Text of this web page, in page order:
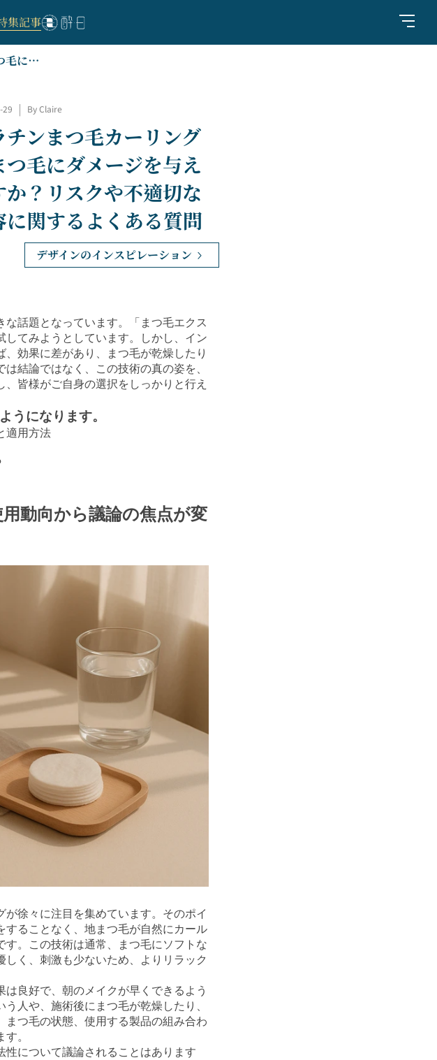
集記事
ケラチンまつ毛カーリングはまつ毛にダメージを与えますか？リスクや不適切な内容に関するよくある質問
29 | By Claire
チンまつ毛カーリング
つ毛にダメージを与え
か？リスクや不適切な
に関するよくある質問
デザインのインスピレーション
話題となっています。「まつ毛エクス
てみようとしています。しかし、イン
効果に差があり、まつ毛が乾燥したり
結論ではなく、この技術の真の姿を、
皆様がご自身の選択をしっかりと行え
うになります。
適用方法
動向から議論の焦点が変
徐々に注目を集めています。そのポイ
することなく、地まつ毛が自然にカール
す。この技術は通常、まつ毛にソフトな
しく、刺激も少ないため、よりリラック
良好で、朝のメイクが早くできるよう
人や、施術後にまつ毛が乾燥したり、
つ毛の状態、使用する製品の組み合わ
。
性について議論されることはあります